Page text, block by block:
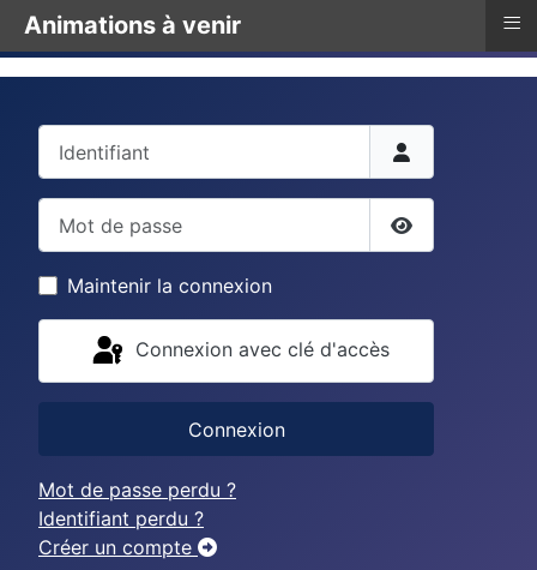
Afficher le
Maintenir la connexion
Connexion avec clé d'accès
Connexion
Mot de passe perdu ?
Identifiant perdu ?
Créer un compte
Animations à venir ≡